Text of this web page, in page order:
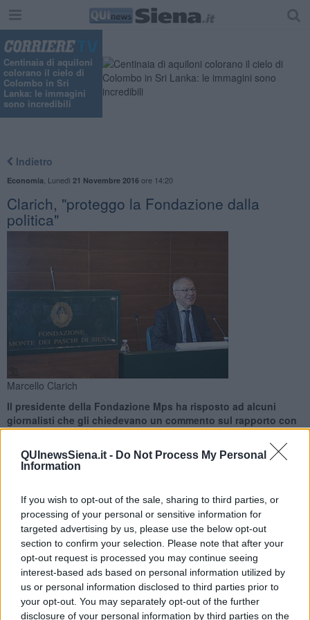
QUInewsSiena.it - Do Not Process My Personal
Information
If you wish to opt-out of the sale, sharing to third parties, or
processing of your personal or sensitive information for
targeted advertising by us, please use the below opt-out
section to confirm your selection. Please note that after your
opt-out request is processed you may continue seeing
interest-based ads based on personal information utilized by
us or personal information disclosed to third parties prior to
your opt-out. You may separately opt-out of the further
disclosure of your personal information by third parties on the
Centinaia di aquiloni
colorano il cielo di
Colombo in Sri
Lanka: le immagini
sono incredibili
Indietro
Economia Lunedì 21 Novembre 2016ore 14:20
Clarich, "proteggo la Fondazione dalla
politica"
Marcello Clarich
Il presidente della Fondazione Mps ha risposto ad alcuni
giornalisti che gli chiedevano un commento sul rapporto con
il Comune di Siena
SIENA —"Voglio proteggere la Fondazione dalla politica
politicante. Parlo con tutti ma sono il primo a non dover rendere
conto della nostra attività davanti al Consiglio comunale, e questo
ha scioccato più di qualcuno".
E' il quotidiano economico francese Les Echos, in un articolo dal
titolo "Siena. La gloria decaduta della mucca da latte Mps" a
parlare di un tema quantomai scottante nella settimana decisiva